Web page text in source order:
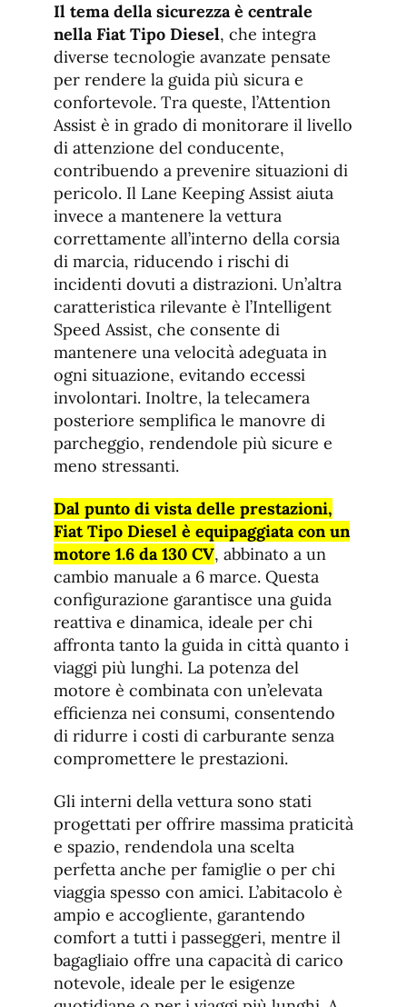
Il tema della sicurezza è centrale
nella Fiat Tipo Diesel, che integra
diverse tecnologie avanzate pensate
per rendere la guida più sicura e
confortevole. Tra queste, l’Attention
Assist è in grado di monitorare il livello
di attenzione del conducente,
contribuendo a prevenire situazioni di
pericolo. Il Lane Keeping Assist aiuta
invece a mantenere la vettura
correttamente all’interno della corsia
di marcia, riducendo i rischi di
incidenti dovuti a distrazioni. Un’altra
caratteristica rilevante è l’Intelligent
Speed Assist, che consente di
mantenere una velocità adeguata in
ogni situazione, evitando eccessi
involontari. Inoltre, la telecamera
posteriore semplifica le manovre di
parcheggio, rendendole più sicure e
meno stressanti.
Dal punto di vista delle prestazioni,
Fiat Tipo Diesel è equipaggiata con un
motore 1.6 da 130 CV, abbinato a un
cambio manuale a 6 marce. Questa
configurazione garantisce una guida
reattiva e dinamica, ideale per chi
affronta tanto la guida in città quanto i
viaggi più lunghi. La potenza del
motore è combinata con un’elevata
efficienza nei consumi, consentendo
di ridurre i costi di carburante senza
compromettere le prestazioni.
Gli interni della vettura sono stati
progettati per offrire massima praticità
e spazio, rendendola una scelta
perfetta anche per famiglie o per chi
viaggia spesso con amici. L’abitacolo è
ampio e accogliente, garantendo
comfort a tutti i passeggeri, mentre il
bagagliaio offre una capacità di carico
notevole, ideale per le esigenze